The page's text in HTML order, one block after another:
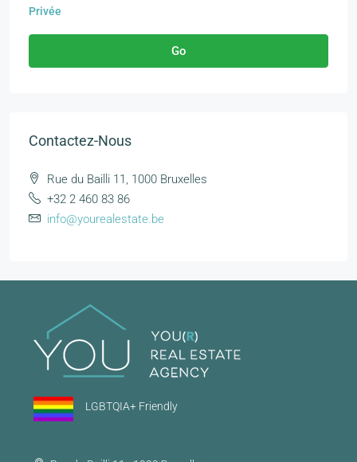
Privée
Go
Contactez-Nous
Rue du Bailli 11, 1000 Bruxelles
+32 2 460 83 86
info@yourealestate.be
LGBTQIA+ Friendly